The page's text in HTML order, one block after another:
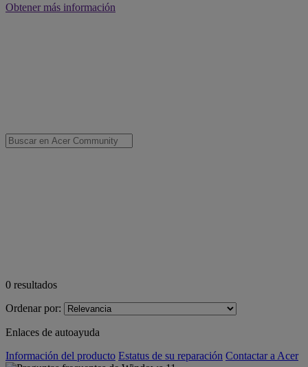
Obtener más información
0 resultados
Ordenar por:
Enlaces de autoayuda
Información del producto Estatus de su reparación Contactar a Acer